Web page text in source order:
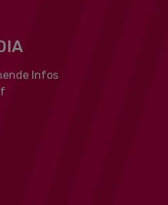
Infos